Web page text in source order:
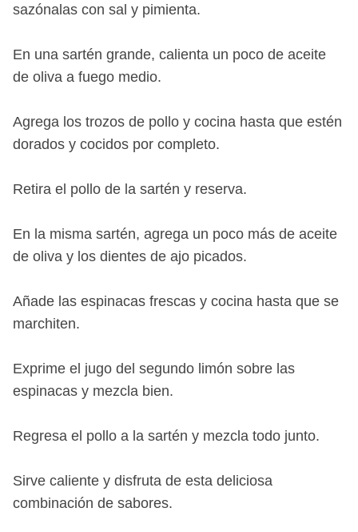
sazónalas con sal y pimienta.
En una sartén grande, calienta un poco de aceite
de oliva a fuego medio.
Agrega los trozos de pollo y cocina hasta que estén
dorados y cocidos por completo.
Retira el pollo de la sartén y reserva.
En la misma sartén, agrega un poco más de aceite
de oliva y los dientes de ajo picados.
Añade las espinacas frescas y cocina hasta que se
marchiten.
Exprime el jugo del segundo limón sobre las
espinacas y mezcla bien.
Regresa el pollo a la sartén y mezcla todo junto.
Sirve caliente y disfruta de esta deliciosa
combinación de sabores.